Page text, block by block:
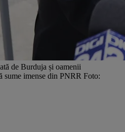
de Burduja și oamenii
sume imense din PNRR Foto: